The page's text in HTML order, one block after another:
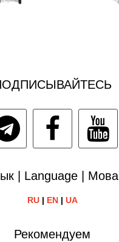
| Language | Мова
RU| EN| UA
Рекомендуем